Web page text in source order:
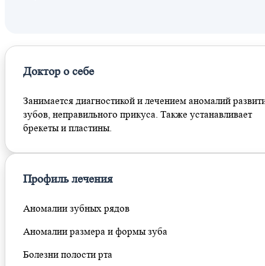
Доктор о себе
Занимается диагностикой и лечением аномалий
зубов, неправильного прикуса. Также устанавливает
брекеты и пластины.
Профиль лечения
Аномалии зубных рядов
Аномалии размера и формы зуба
Болезни полости рта